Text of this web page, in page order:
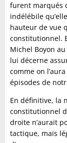
furent marqués
indélébile
hauteur de vue
constitutionnel.
Michel Boyon
lui décerne
comme on
épisodes de
En définitive, la
constitutionnel
droite n’aurait
tactique, mais